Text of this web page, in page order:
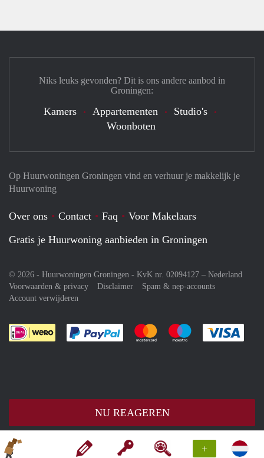
+
NU REAGEREN
Op Huurwoningen Groningen vind en verhuur je makkelijk je
Huurwoning
Over ons Contact Faq
Voor Makelaars
Gratis je Huurwoning aanbieden in Groningen
© 2026 - Huurwoningen Groningen - KvK nr. 02094127 – Nederland
Voorwaarden & privacy
Disclaimer
Spam & nep-accounts
Account verwijderen
Je rekent gemakkelijk af met Paypal
Je rekent gemakkelijk af met
Je rekent
Niks leuks gevonden? Dit is ons andere aanbod in
Groningen:
Kamers Appartementen
Studio's
Woonboten